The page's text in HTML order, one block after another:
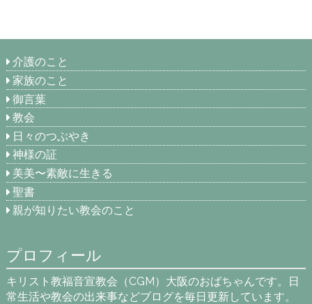
介護のこと
家族のこと
御言葉
教会
日々のつぶやき
神様の証
美美〜素敵に生きる
聖書
親が知りたい教会のこと
プロフィール
キリスト教福音宣教会（CGM）大阪のおばちゃんです。日
常生活や教会の出来事などブログを毎日更新しています。